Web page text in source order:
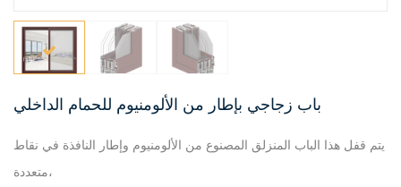
باب زجاجي بإطار من الألومنيوم للحمام الداخلي
يتم قفل هذا الباب المنزلق المصنوع من الألومنيوم وإطار النافذة في نقاط
متعددة،